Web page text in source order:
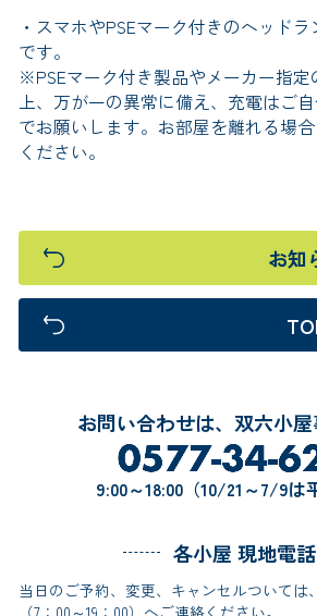
・スマホやPSEマーク付きのヘッド
です。
※PSEマーク付き製品やメーカー指定
上、万が一の異常に備え、充電はご
でお願いします。お部屋を離れる場
ください。
お知
お問い合わせは、双六小
9:00～18:00（10/21～7/9は
各小屋 現地電話
当日のご予約、変更、キャンセルついては